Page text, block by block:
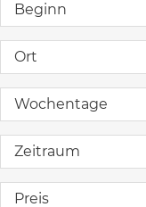
Beginn
Ort
Wochentage
Zeitraum
Preis